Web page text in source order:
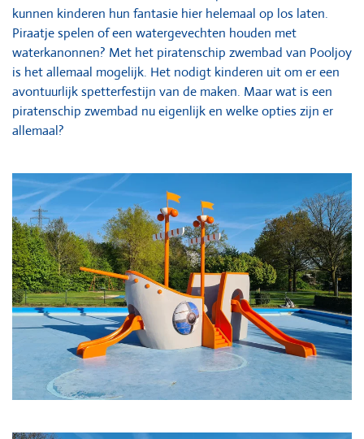
kunnen kinderen hun fantasie hier helemaal op los laten.
Piraatje spelen of een watergevechten houden met
waterkanonnen? Met het piratenschip zwembad van Pooljoy
is het allemaal mogelijk. Het nodigt kinderen uit om er een
avontuurlijk spetterfestijn van de maken. Maar wat is een
piratenschip zwembad nu eigenlijk en welke opties zijn er
allemaal?